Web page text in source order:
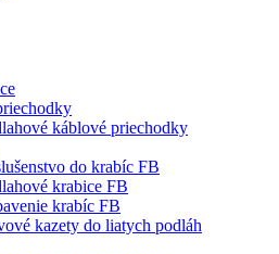
káblové priechodky
do krabíc FB
krabice FB
krabíc FB
kazety do liatych podláh